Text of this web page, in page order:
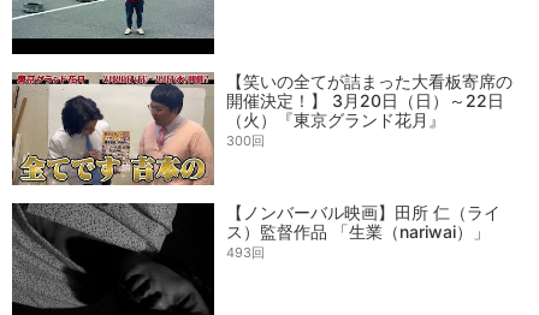
【笑いの全てが詰まった大看板寄席の
開催決定！】 3月20日（日）～22日
（火）『東京グランド花月』
300回
【ノンバーバル映画】田所 仁（ライ
ス）監督作品 「生業（nariwai）」
493回